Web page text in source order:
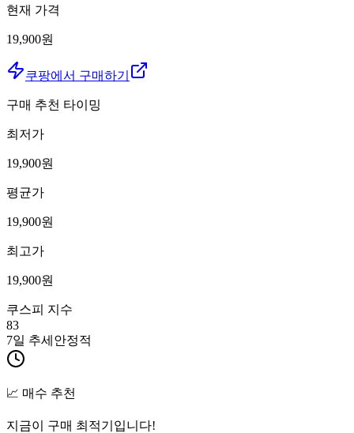
현재 가격
19,900원
쿠팡에서 구매하기
구매 추천 타이밍
최저가
19,900원
평균가
19,900원
최고가
19,900원
쿠스피 지수
83
7일 추세 안정적
📈 매수 추천
지금이 구매 최적기입니다!